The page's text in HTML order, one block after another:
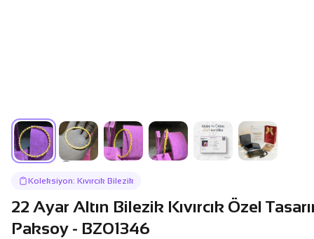
Koleksiyon: Kıvırcık Bilezik
22 Ayar Altın Bilezik Kıvırcık Özel
Paksoy - BZ01346